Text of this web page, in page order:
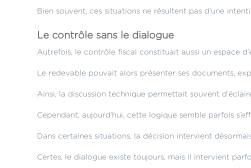
Bien souvent, ces situations ne résultent pas d’une
Le contrôle sans le dialogue
Autrefois, le contrôle fiscal constituait aussi un espace
Le redevable pouvait alors présenter ses documents,
Ainsi, la discussion technique permettait souvent
Cependant, aujourd’hui, cette logique semble parfois
Dans certaines situations, la décision intervient
Certes, le dialogue existe toujours, mais il intervient